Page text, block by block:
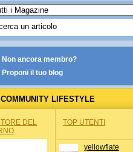
Non ancora membro?
Proponi il tuo blog
LIFESTYLE
DEL
TOP UTENTI
yellowflate